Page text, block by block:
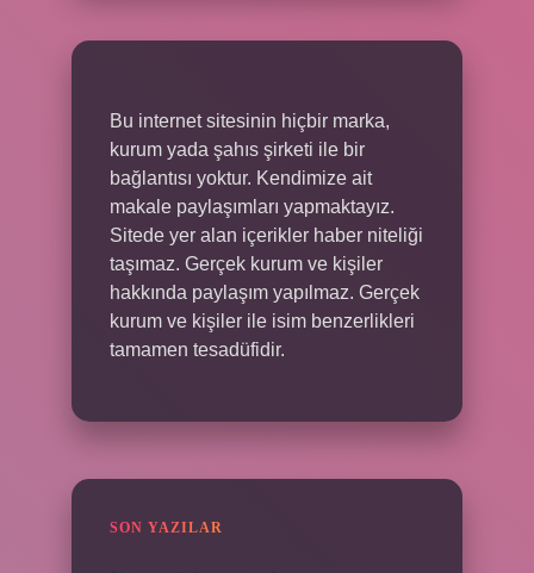
Bu internet sitesinin hiçbir marka,
kurum yada şahıs şirketi ile bir
bağlantısı yoktur. Kendimize ait
makale paylaşımları yapmaktayız.
Sitede yer alan içerikler haber niteliği
taşımaz. Gerçek kurum ve kişiler
hakkında paylaşım yapılmaz. Gerçek
kurum ve kişiler ile isim benzerlikleri
tamamen tesadüfidir.
SON YAZILAR